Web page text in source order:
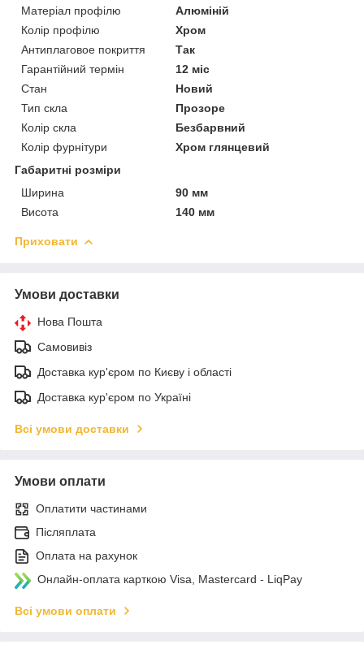
Матеріал профілю
Алюміній
Колір профілю
Хром
Антиплаговое покриття
Так
Гарантійний термін
12 міс
Стан
Новий
Тип скла
Прозоре
Колір скла
Безбарвний
Колір фурнітури
Хром глянцевий
Габаритні розміри
Ширина
90 мм
Висота
140 мм
Приховати
Умови доставки
Нова Пошта
Самовивіз
Доставка кур'єром по Києву і області
Доставка кур'єром по Україні
Всі умови доставки
Умови оплати
Оплатити частинами
Післяплата
Оплата на рахунок
Онлайн-оплата карткою Visa, Mastercard - LiqPay
Всі умови оплати